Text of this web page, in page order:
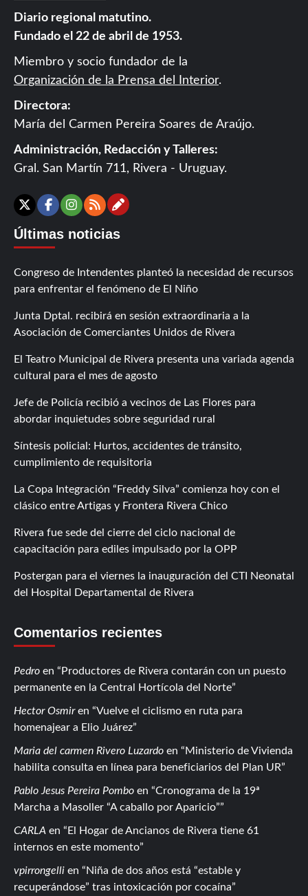
Diario regional matutino.
Fundado el 22 de abril de 1953.
Miembro y socio fundador de la
Organización de la Prensa del Interior.
Directora:
María del Carmen Pereira Soares de Araújo.
Administración, Redacción y Talleres:
Gral. San Martín 711, Rivera - Uruguay.
X Facebook
Instagram
RSSContáctanos
Últimas noticias
Congreso de Intendentes planteó la necesidad de recursos
para enfrentar el fenómeno de El Niño
Junta Dptal. recibirá en sesión extraordinaria a la
Asociación de Comerciantes Unidos de Rivera
El Teatro Municipal de Rivera presenta una variada agenda
cultural para el mes de agosto
Jefe de Policía recibió a vecinos de Las Flores para
abordar inquietudes sobre seguridad rural
Síntesis policial: Hurtos, accidentes de tránsito,
cumplimiento de requisitoria
La Copa Integración “Freddy Silva” comienza hoy con el
clásico entre Artigas y Frontera Rivera Chico
Rivera fue sede del cierre del ciclo nacional de
capacitación para ediles impulsado por la OPP
Postergan para el viernes la inauguración del CTI Neonatal
del Hospital Departamental de Rivera
Comentarios recientes
Pedro en
Productores de Rivera contarán con un puesto
permanente en la Central Hortícola del Norte
Hector Osmiren
Vuelve el ciclismo en ruta para
homenajear a Elio Juárez
Maria del carmen Rivero Luzardo en
Ministerio de Vivienda
habilita consulta en línea para beneficiarios del Plan UR
Pablo Jesus Pereira Pombo en
Cronograma de la 19ª
Marcha a Masoller “A caballo por Aparicio”
CARLA en
El Hogar de Ancianos de Rivera tiene 61
internos en este momento
vpirrongelli en
Niña de dos años está “estable y
recuperándose” tras intoxicación por cocaína